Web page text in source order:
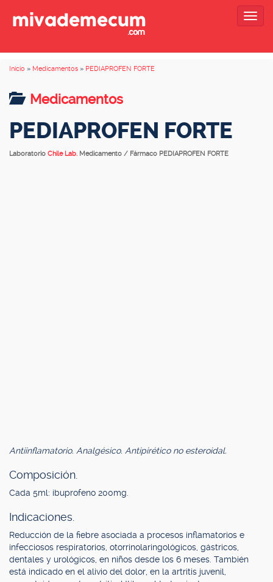
Inicio » Medicamentos » PEDIAPROFEN FORTE
Medicamentos
PEDIAPROFEN FORTE
Laboratorio Chile Lab. Medicamento / Fármaco PEDIAPROFEN FORTE
Antiinflamatorio. Analgésico. Antipirético no esteroidal.
Composición.
Cada 5ml: ibuprofeno 200mg.
Indicaciones.
Reducción de la fiebre asociada a procesos inflamatorios e
infecciosos respiratorios, otorrinolaringológicos, gástricos,
dentales y urológicos, en niños desde los 6 meses. También
está indicado en el alivio del dolor, en la artritis juvenil,